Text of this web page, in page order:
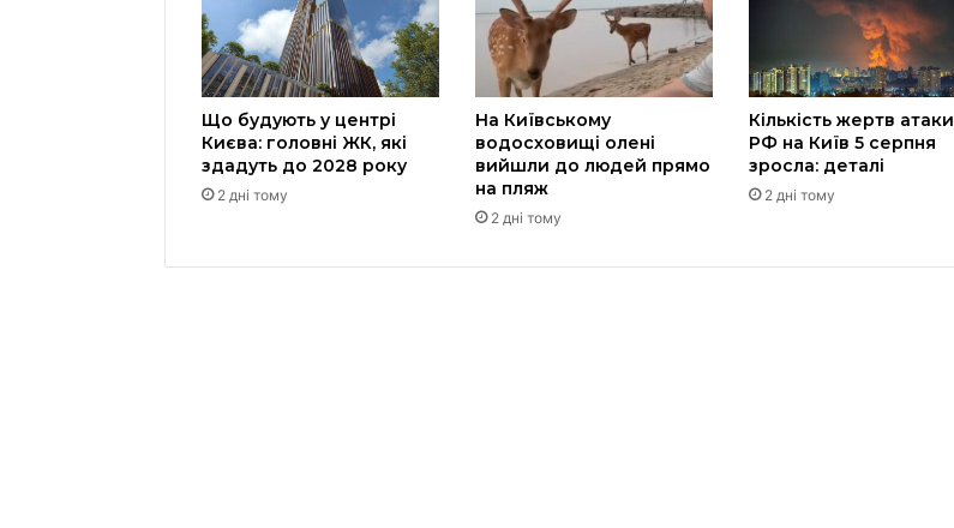
Що будують у центрі
Києва: головні ЖК, які
здадуть до 2028 року
2 дні тому
На Київському
водосховищі олені
вийшли до людей прямо
на пляж
2 дні тому
Кількість жертв атаки
РФ на Київ 5 серпня
зросла: деталі
2 дні тому